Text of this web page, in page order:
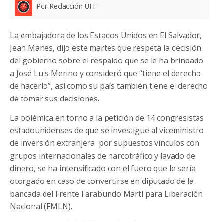
Por Redacción UH
La embajadora de los Estados Unidos en El Salvador,
Jean Manes, dijo este martes que respeta la decisión
del gobierno sobre el respaldo que se le ha brindado
a José Luis Merino y consideró que “tiene el derecho
de hacerlo”, así como su país también tiene el derecho
de tomar sus decisiones.
La polémica en torno a la petición de 14 congresistas
estadounidenses de que se investigue al viceministro
de inversión extranjera por supuestos vínculos con
grupos internacionales de narcotráfico y lavado de
dinero, se ha intensificado con el fuero que le sería
otorgado en caso de convertirse en diputado de la
bancada del Frente Farabundo Martí para Liberación
Nacional (FMLN).